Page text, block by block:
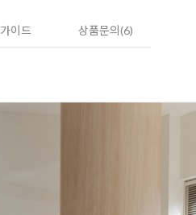
가이드 상품문의(6)